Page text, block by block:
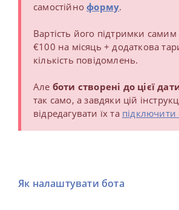
самостійноформу.
Вартість його підтримки самим
€100 на місяць + додаткова
кількість повідомлень.
Але боти створені до цієї
так само, а завдяки цій
відредагувати їх та підключити
Як налаштувати бота